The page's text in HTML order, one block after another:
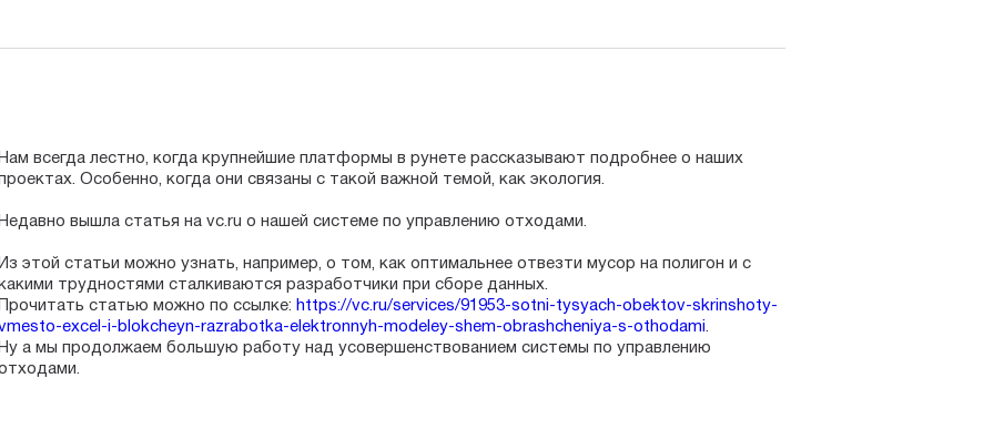
Нам всегда лестно, когда крупнейшие платформы в рунете рассказывают подробнее о наших
Особенно, когда они связаны с такой важной темой, как экология.
Недавно вышла статья на vc.ru о нашей системе по управлению отходами.
Из этой статьи можно узнать, например, о том, как оптимальнее отвезти мусор на полигон и с
трудностями сталкиваются разработчики при сборе данных.
Прочитать статью можно по ссылке: https://vc.ru/services/91953-sotni-tysyach-obektov-skrinshoty-
excel-i-blokcheyn-razrabotka-elektronnyh-modeley-shem-obrashcheniya-s-othodami.
Ну а мы продолжаем большую работу над усовершенствованием системы по управлению